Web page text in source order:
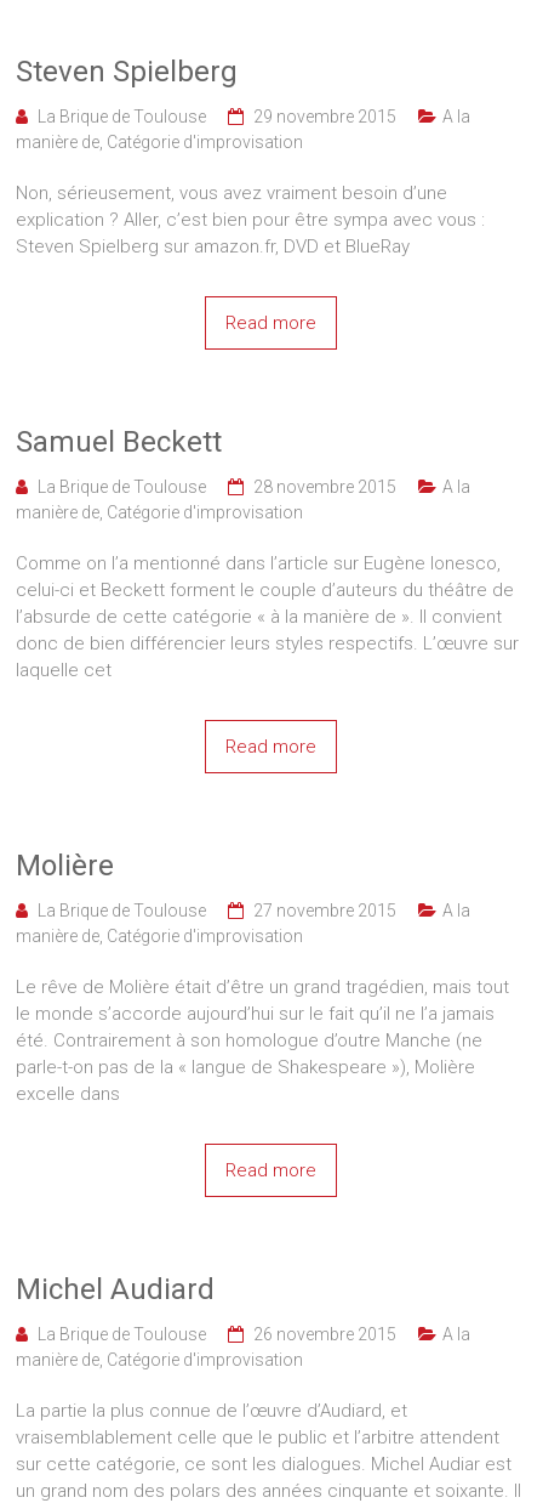
Steven Spielberg
La Brique de Toulouse 29 novembre 2015
A la
manière de Catégorie d'improvisation
Non, sérieusement, vous avez vraiment besoin d’une
explication ? Aller, c’est bien pour être sympa avec vous :
Steven Spielberg sur amazon.fr, DVD et BlueRay
Read more
Samuel Beckett
La Brique de Toulouse 28 novembre 2015
A la
manière de Catégorie d'improvisation
Comme on l’a mentionné dans l’article sur Eugène Ionesco,
celui-ci et Beckett forment le couple d’auteurs du théâtre de
l’absurde de cette catégorie « à la manière de ». Il convient
donc de bien différencier leurs styles respectifs. L’œuvre sur
laquelle cet
Read more
Molière
La Brique de Toulouse 27 novembre 2015
A la
manière de Catégorie d'improvisation
Le rêve de Molière était d’être un grand tragédien, mais tout
le monde s’accorde aujourd’hui sur le fait qu’il ne l’a jamais
été. Contrairement à son homologue d’outre Manche (ne
parle-t-on pas de la « langue de Shakespeare »), Molière
excelle dans
Read more
Michel Audiard
La Brique de Toulouse 26 novembre 2015
A la
manière de Catégorie d'improvisation
La partie la plus connue de l’œuvre d’Audiard, et
vraisemblablement celle que le public et l’arbitre attendent
sur cette catégorie, ce sont les dialogues. Michel Audiar est
un grand nom des polars des années cinquante et soixante. Il